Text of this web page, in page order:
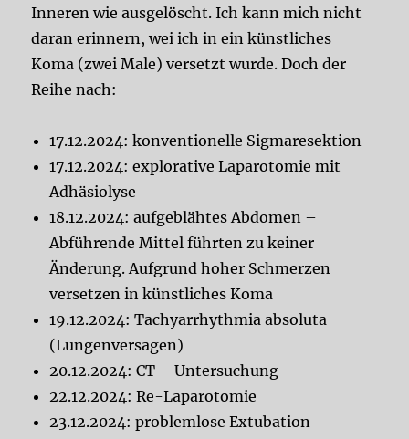
Inneren wie ausgelöscht. Ich kann mich nicht
daran erinnern, wei ich in ein künstliches
Koma (zwei Male) versetzt wurde. Doch der
Reihe nach:
17.12.2024: konventionelle Sigmaresektion
17.12.2024: explorative Laparotomie mit
Adhäsiolyse
18.12.2024: aufgeblähtes Abdomen –
Abführende Mittel führten zu keiner
Änderung. Aufgrund hoher Schmerzen
versetzen in künstliches Koma
19.12.2024: Tachyarrhythmia absoluta
(Lungenversagen)
20.12.2024: CT – Untersuchung
22.12.2024: Re-Laparotomie
23.12.2024: problemlose Extubation